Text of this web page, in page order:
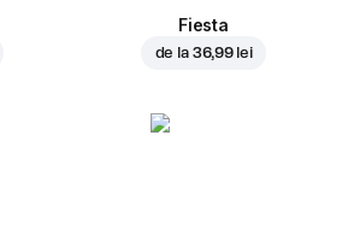
Fiesta
de la 36,99 lei